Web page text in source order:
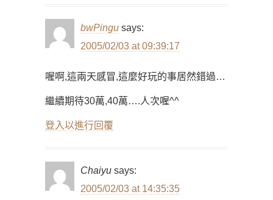
bwPingu says:
2005/02/03 at 09:39:17
喔啊,這兩天感冒,這麼好玩的事居然錯過…
繼續期待30萬,40萬….人次喔^^
登入以進行回覆
Chaiyu says:
2005/02/03 at 14:35:35